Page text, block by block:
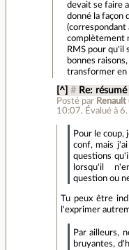
devait se faire
donné la façon
(correspondant
complètement
RMS pour qu'il
bonnes
transformer en
[^] # Re: résumé
Posté par Renault
10:07. Évalué à 6.
Pour le coup,
conf, mais
questions
lorsqu'il
question ou
Tu peux être
l'exprimer
Par ailleurs,
bruyantes,